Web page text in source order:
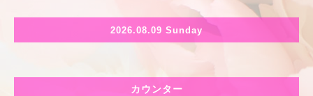
2026.08.09 Sunday
カウンター